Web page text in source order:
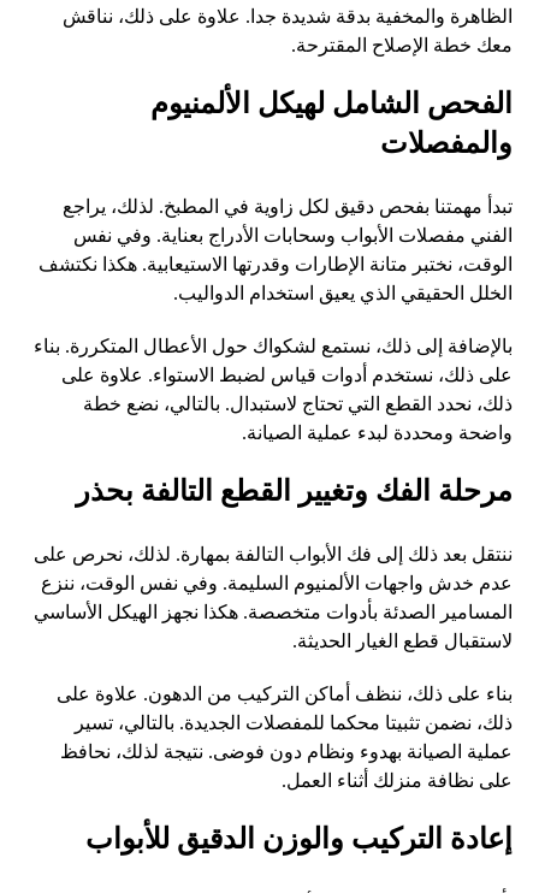
الظاهرة والمخفية بدقة شديدة جدا. علاوة على ذلك، نناقش
معك خطة الإصلاح المقترحة.
الفحص الشامل لهيكل الألمنيوم
والمفصلات
تبدأ مهمتنا بفحص دقيق لكل زاوية في المطبخ. لذلك، يراجع
الفني مفصلات الأبواب وسحابات الأدراج بعناية. وفي نفس
الوقت، نختبر متانة الإطارات وقدرتها الاستيعابية. هكذا نكتشف
الخلل الحقيقي الذي يعيق استخدام الدواليب.
بالإضافة إلى ذلك، نستمع لشكواك حول الأعطال المتكررة. بناء
على ذلك، نستخدم أدوات قياس لضبط الاستواء. علاوة على
ذلك، نحدد القطع التي تحتاج لاستبدال. بالتالي، نضع خطة
واضحة ومحددة لبدء عملية الصيانة.
مرحلة الفك وتغيير القطع التالفة بحذر
ننتقل بعد ذلك إلى فك الأبواب التالفة بمهارة. لذلك، نحرص على
عدم خدش واجهات الألمنيوم السليمة. وفي نفس الوقت، ننزع
المسامير الصدئة بأدوات متخصصة. هكذا نجهز الهيكل الأساسي
لاستقبال قطع الغيار الحديثة.
بناء على ذلك، ننظف أماكن التركيب من الدهون. علاوة على
ذلك، نضمن تثبيتا محكما للمفصلات الجديدة. بالتالي، تسير
عملية الصيانة بهدوء ونظام دون فوضى. نتيجة لذلك، نحافظ
على نظافة منزلك أثناء العمل.
إعادة التركيب والوزن الدقيق للأبواب